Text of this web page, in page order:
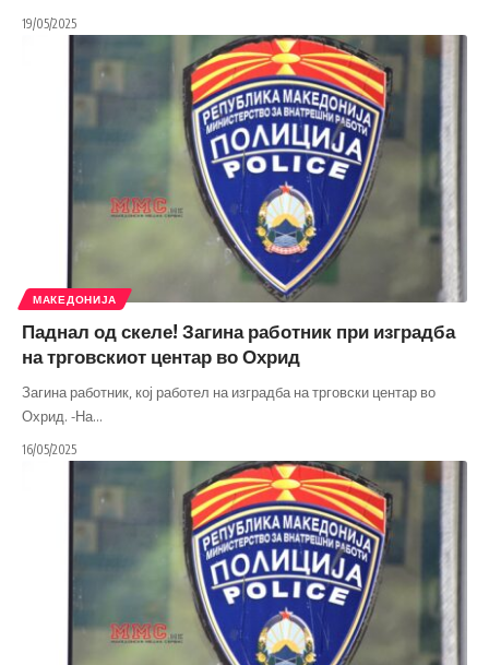
19/05/2025
МАКЕДОНИЈА
Паднал од скеле! Загина работник при изградба
на трговскиот центар во Охрид
Загина работник, кој работел на изградба на трговски центар во
Охрид. -На…
16/05/2025